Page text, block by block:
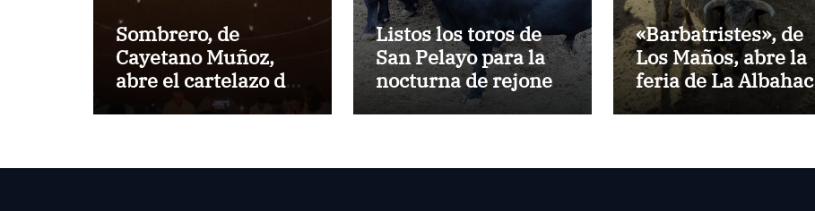
Sombrero, de
Cayetano Muñoz,
abre el cartelazo de
Marbella
Listos los toros de
San Pelayo para la
nocturna de rejones
en El Puerto
«Barbatristes», de
Los Maños, abre la
feria de La Albahaca
de Huesca